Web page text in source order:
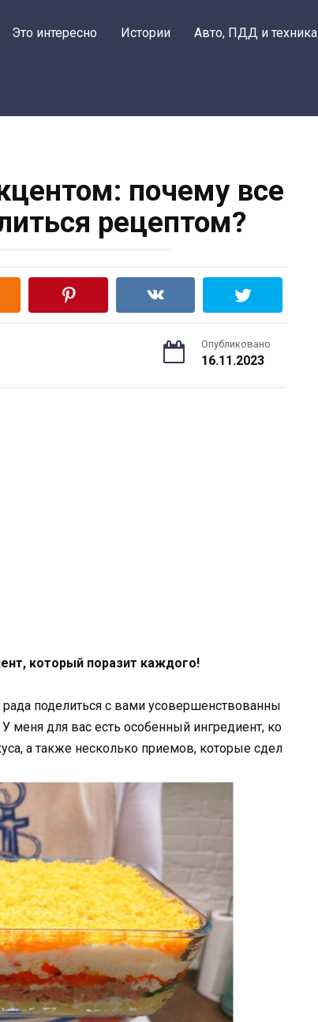
Это интересно Истории Авто, ПДД и техника
почему все
рецептом?
Опубликовано
16.11.2023
который поразит каждого!
поделиться с вами усовершенствованны
меня для вас есть особенный ингредиент, ко
а также несколько приемов, которые сдел